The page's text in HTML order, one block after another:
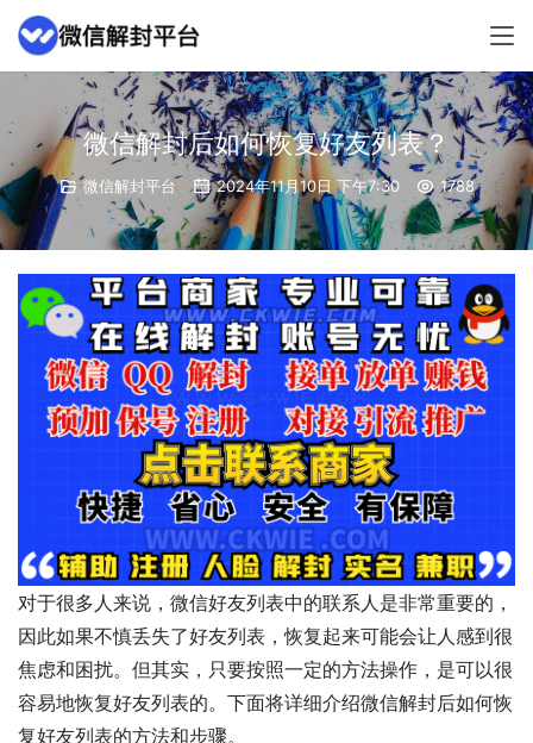
微信解封后如何恢复好友列表？
微信解封平台 2024年11月10日 下午7:30 1788
对于很多人来说，微信好友列表中的联系人是非常重要的，
因此如果不慎丢失了好友列表，恢复起来可能会让人感到很
焦虑和困扰。但其实，只要按照一定的方法操作，是可以很
容易地恢复好友列表的。下面将详细介绍微信解封后如何恢
复好友列表的方法和步骤。